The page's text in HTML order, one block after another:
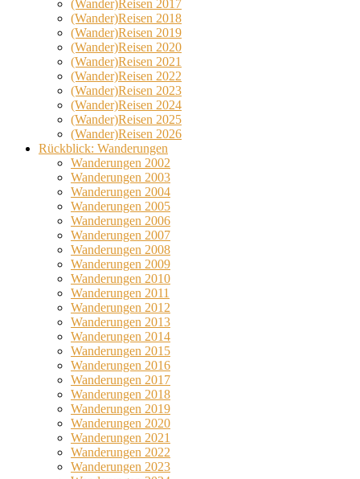
(Wander)Reisen 2017
(Wander)Reisen 2018
(Wander)Reisen 2019
(Wander)Reisen 2020
(Wander)Reisen 2021
(Wander)Reisen 2022
(Wander)Reisen 2023
(Wander)Reisen 2024
(Wander)Reisen 2025
(Wander)Reisen 2026
Rückblick: Wanderungen
Wanderungen 2002
Wanderungen 2003
Wanderungen 2004
Wanderungen 2005
Wanderungen 2006
Wanderungen 2007
Wanderungen 2008
Wanderungen 2009
Wanderungen 2010
Wanderungen 2011
Wanderungen 2012
Wanderungen 2013
Wanderungen 2014
Wanderungen 2015
Wanderungen 2016
Wanderungen 2017
Wanderungen 2018
Wanderungen 2019
Wanderungen 2020
Wanderungen 2021
Wanderungen 2022
Wanderungen 2023